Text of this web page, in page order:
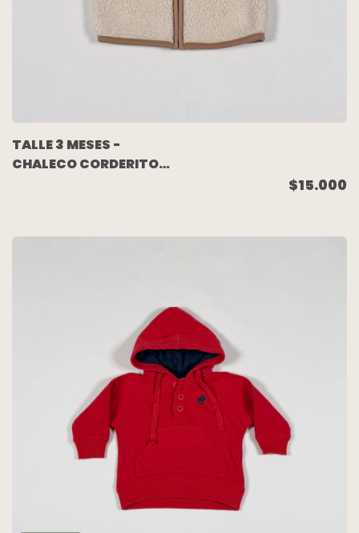
TALLE 3 MESES -
CHALECO CORDERITO
$15.000